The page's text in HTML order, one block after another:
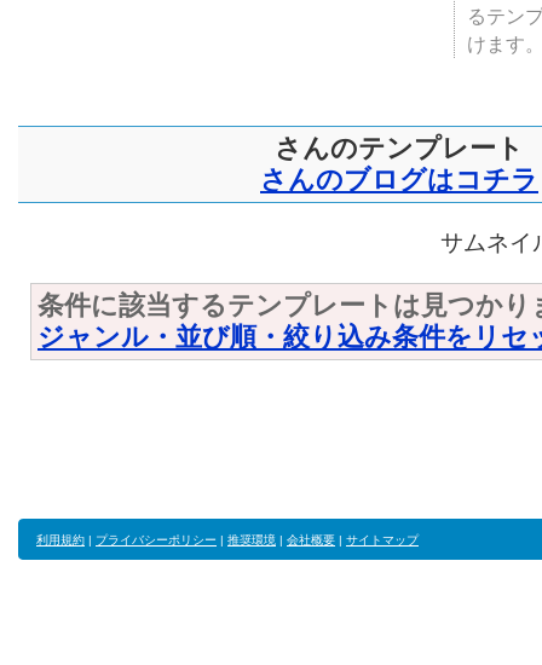
るテン
けます
さんのテンプレート
さんのブログはコチラ
サムネイ
条件に該当するテンプレートは見つかり
ジャンル・並び順・絞り込み条件をリセ
利用規約 | プライバシーポリシー | 推奨環境 | 会社概要 | サイトマップ